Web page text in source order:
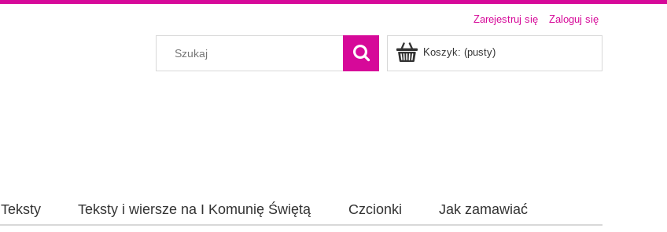
Zarejestruj się Zaloguj się
Koszyk: (pusty)
Teksty Teksty i wiersze na I Komunię Świętą Czcionki Jak zamawiać